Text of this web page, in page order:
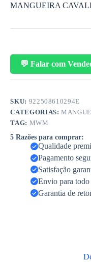
MANGUEIRA
💬 Falar com
SKU: 922508610294E
CATEGORIAS:
TAG: MWM
5 Razões para comprar:
Qualidade
Pagamento
Satisfação
Envio para
Garantia de